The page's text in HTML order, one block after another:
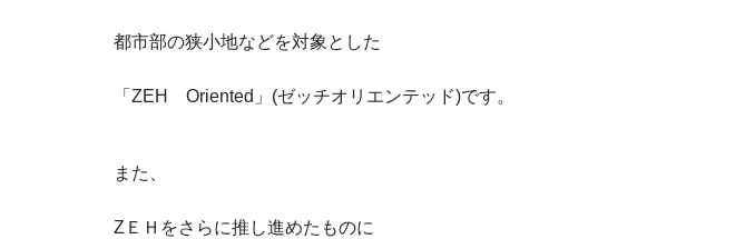
都市部の狭小地などを対象とした
「ZEH Oriented」(ゼッチオリエンテッド)です。
また、
ZＥＨをさらに推し進めたものに